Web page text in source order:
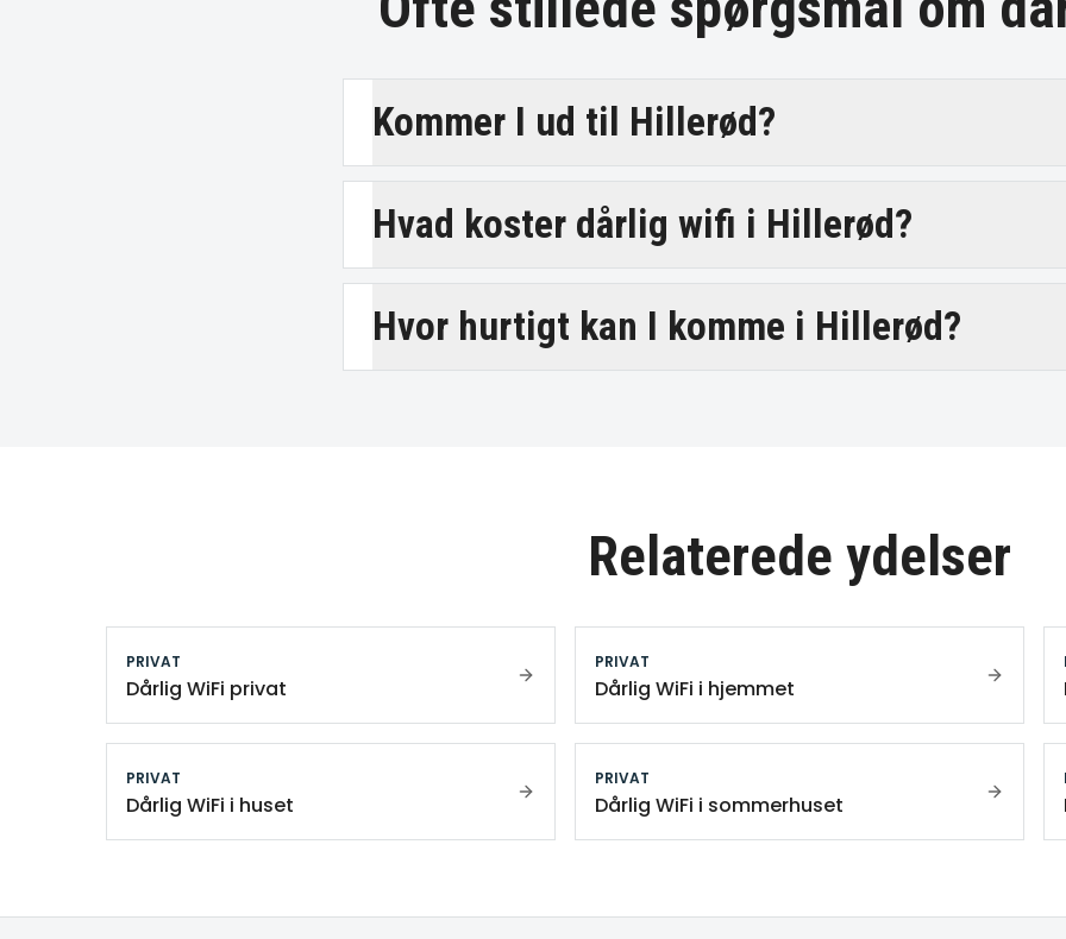
Kommer I ud til Hillerød?
Hvad koster dårlig wifi i Hillerød?
Hvor hurtigt kan I komme i Hillerød?
Relaterede ydelser
PRIVAT
Dårlig WiFi privat
PRIVAT
Dårlig WiFi i hjemmet
PRIVAT
Dårlig WiFi i huset
PRIVAT
Dårlig WiFi i sommerhuset